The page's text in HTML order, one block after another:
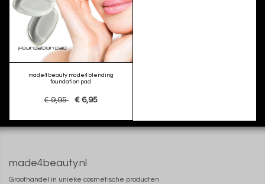
made4beauty made4blending
foundation pad
€ 9,95 € 6,95
made4beauty.nl
Groothandel in unieke cosmetische producten